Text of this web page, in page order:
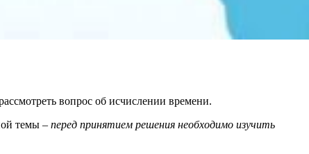
вопрос об исчислении времени.
темы – перед принятием решения необходимо изучить